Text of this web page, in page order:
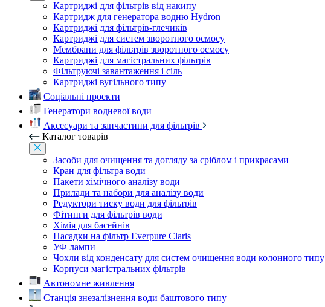
Картриджі для фільтрів від накипу
Картридж для генератора водню Hydron
Картриджі для фільтрів-глечиків
Картриджі для систем зворотного осмосу
Мембрани для фільтрів зворотного осмосу
Картриджі для магістральних фільтрів
Фільтруючі завантаження і сіль
Картриджі вугільного типу
Соціальні проекти
Генератори водневої води
Аксесуари та запчастини для фільтрів
Каталог товарів
Засоби для очищення та догляду за сріблом і прикрасами
Кран для фільтра води
Пакети хімічного аналізу води
Прилади та набори для аналізу води
Редуктори тиску води для фільтрів
Фітинги для фільтрів води
Хімія для басейнів
Насадки на фільтр Everpure Claris
УФ лампи
Чохли від конденсату для систем очищення води колонного типу
Корпуси магістральних фільтрів
Автономне живлення
Станція знезалізнення води баштового типу